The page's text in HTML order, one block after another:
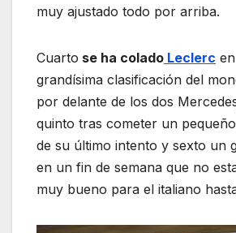
muy ajustado todo por arriba.
Cuarto se ha colado Leclerc
grandísima clasificación del
por delante de los dos
quinto tras cometer un
de su último intento y sexto un
en un fin de semana que no
muy bueno para el italiano